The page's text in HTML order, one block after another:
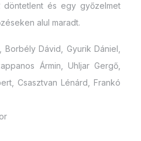
döntetlent és egy győzelmet
alul maradt.
Dávid, Gyurik Dániel,
Ármin, Uhljar Gergő,
Csasztvan Lénárd, Frankó